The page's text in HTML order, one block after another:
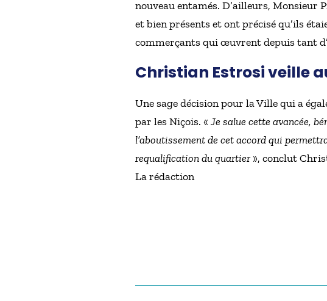
nouveau entamés. D’ailleurs,
et bien présents et ont précisé qu’ils
commerçants qui œuvrent depuis tant
Christian Estrosi veille
Une sage décision pour la Ville qui a
par les Niçois. « Je salue cette avancée,
l’aboutissement de cet accord qui
requalification du quartier», conclut
La rédaction